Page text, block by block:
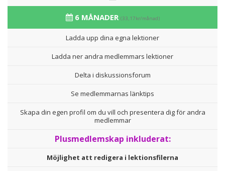
6 MÅNADER (33,17kr/månad)
Ladda upp dina egna lektioner
Ladda ner andra medlemmars lektioner
Delta i diskussionsforum
Se medlemmarnas länktips
Skapa din egen profil om du vill och presentera dig för andra
medlemmar
Plusmedlemskap inkluderat:
Möjlighet att redigera i lektionsfilerna